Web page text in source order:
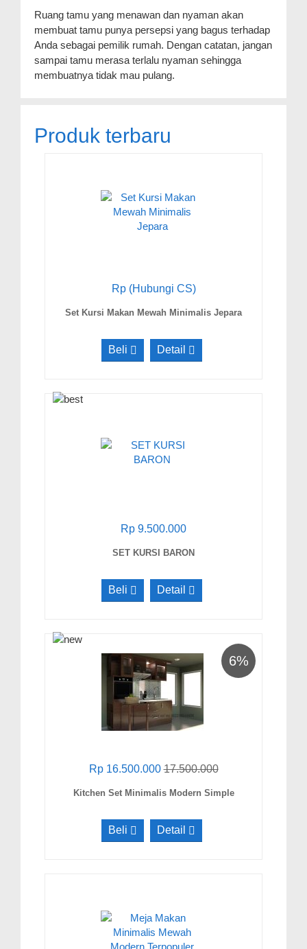
Ruang tamu yang menawan dan nyaman akan
membuat tamu punya persepsi yang bagus terhadap
Anda sebagai pemilik rumah. Dengan catatan, jangan
sampai tamu merasa terlalu nyaman sehingga
membuatnya tidak mau pulang.
Produk terbaru
Rp (Hubungi CS)
Set Kursi Makan Mewah Minimalis Jepara
Beli Detail
Rp 9.500.000
SET KURSI BARON
Beli Detail
6%
Rp 16.500.00017.500.000
Kitchen Set Minimalis Modern Simple
Beli Detail